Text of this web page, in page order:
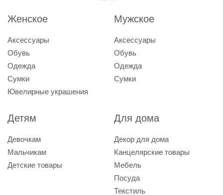
Женское
Аксессуары
Обувь
Одежда
Сумки
Ювелирные украшения
Мужское
Аксессуары
Обувь
Одежда
Сумки
Детям
Девочкам
Мальчикам
Детские товары
Для дома
Декор для дома
Канцелярские товары
Мебель
Посуда
Текстиль